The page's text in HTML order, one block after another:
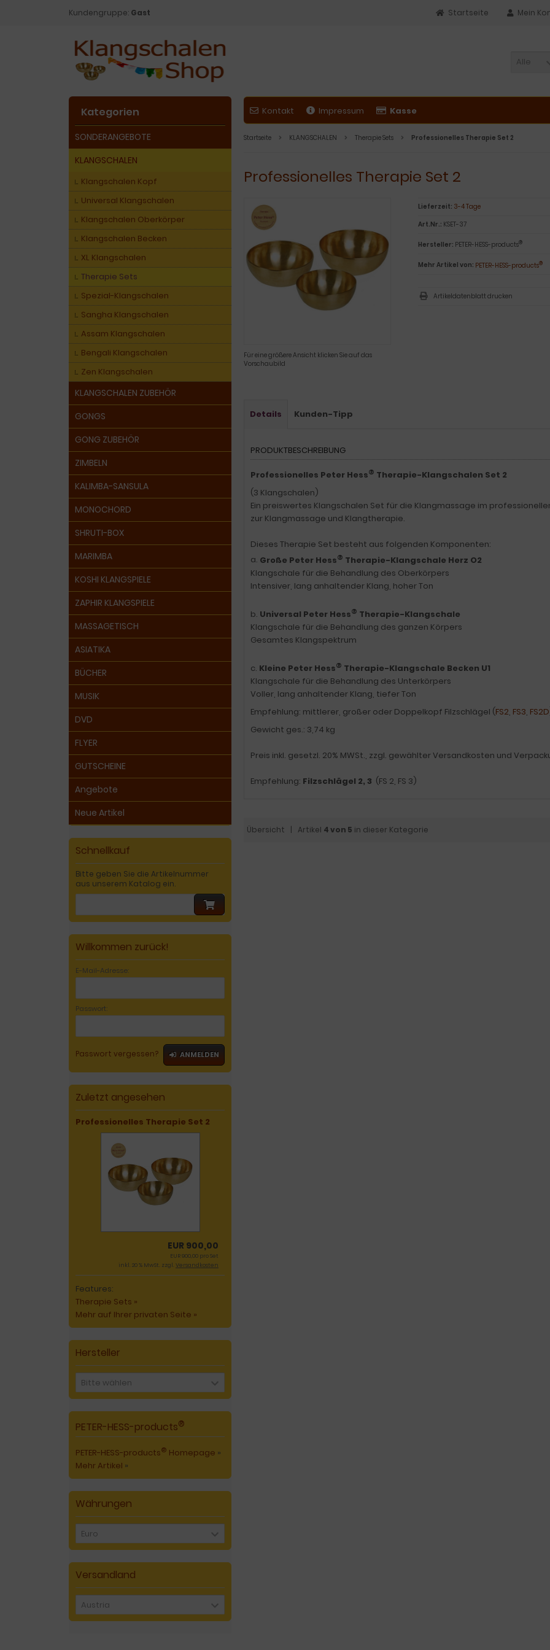
Kundengruppe: Gast Mein
Startseite
Alle
Kontakt Impressum Kasse
Startseite KLANGSCHALEN Therapie Sets Professionelles Therapie Set 2
Professionelles Therapie Set 2
Für eine größere Ansicht klicken Sie auf das
Vorschaubild
Lieferzeit: 3-4 Tage
Art.Nr.: KSET-37
Hersteller: PETER-HESS-products®
Mehr Artikel von: PETER-HESS-products®
Artikeldatenblatt drucken
Details Kunden-Tipp
PRODUKTBESCHREIBUNG
Professionelles Peter Hess® Therapie-Klangschalen Set 2
(3 Klangschalen)
Ein preiswertes Klangschalen Set für die Klangmassage im
zur Klangmassage und Klangtherapie.
Dieses Therapie Set besteht aus folgenden Komponenten:
a. Große Peter Hess® Therapie-Klangschale Herz O2
Klangschale für die Behandlung des Oberkörpers
Intensiver, lang anhaltender Klang, hoher Ton
b. Universal Peter Hess® Therapie-Klangschale
Klangschale für die Behandlung des ganzen Körpers
Gesamtes Klangspektrum
c. Kleine Peter Hess® Therapie-Klangschale Becken U1
Klangschale für die Behandlung des Unterkörpers
Voller, lang anhaltender Klang, tiefer Ton
Empfehlung: mittlerer, großer oder Doppelkopf Filzschlägel (FS2, FS3, FS2D
Gewicht ges.: 3,74 kg
Preis inkl. gesetzl. 20% MWSt., zzgl. gewählter Versandkosten und
Empfehlung: Filzschlägel 2, 3 (FS 2, FS 3)
Übersicht | Artikel 4 von 5 in dieser Kategorie
Kategorien
SONDERANGEBOTE
KLANGSCHALEN
Klangschalen Kopf
Universal Klangschalen
Klangschalen Oberkörper
Klangschalen Becken
XL Klangschalen
Therapie Sets
Spezial-Klangschalen
Sangha Klangschalen
Assam Klangschalen
Bengali Klangschalen
Zen Klangschalen
KLANGSCHALEN ZUBEHÖR
GONGS
GONG ZUBEHÖR
ZIMBELN
KALIMBA-SANSULA
MONOCHORD
SHRUTI-BOX
MARIMBA
KOSHI KLANGSPIELE
ZAPHIR KLANGSPIELE
MASSAGETISCH
ASIATIKA
BÜCHER
MUSIK
DVD
FLYER
GUTSCHEINE
Angebote
Neue Artikel
Schnellkauf
Bitte geben Sie die Artikelnummer
aus unserem Katalog ein.
Willkommen zurück!
E-Mail-Adresse:
Passwort:
Passwort vergessen? ANMELDEN
Zuletzt angesehen
Professionelles Therapie Set 2
EUR 900,00
EUR 900,00 pro Set
inkl. 20 % MwSt. zzgl. Versandkosten
Features:
Therapie Sets »
Mehr auf Ihrer privaten Seite »
Hersteller
Bitte wählen
PETER-HESS-products®
PETER-HESS-products® Homepage »
Mehr Artikel »
Währungen
Euro
Versandland
Austria